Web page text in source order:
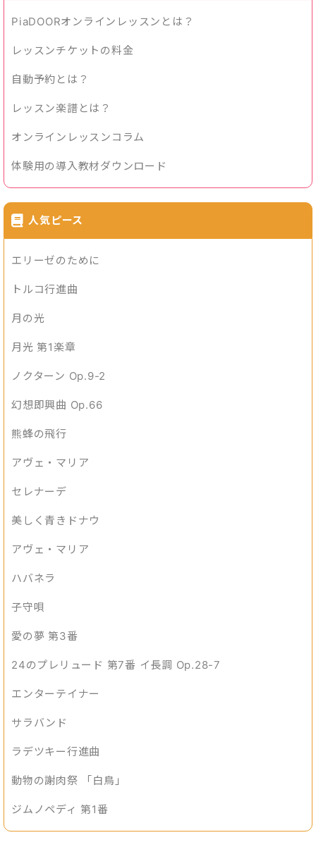
PiaDOORオンラインレッスンとは？
レッスンチケットの料金
自動予約とは？
レッスン楽譜とは？
オンラインレッスンコラム
体験用の導入教材ダウンロード
人気ピース
エリーゼのために
トルコ行進曲
月の光
月光 第1楽章
ノクターン Op.9-2
幻想即興曲 Op.66
熊蜂の飛行
アヴェ・マリア
セレナーデ
美しく青きドナウ
アヴェ・マリア
ハバネラ
子守唄
愛の夢 第3番
24のプレリュード 第7番 イ長調 Op.28-7
エンターテイナー
サラバンド
ラデツキー行進曲
動物の謝肉祭 「白鳥」
ジムノペディ 第1番